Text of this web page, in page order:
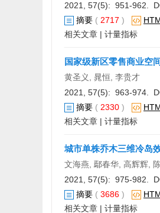
2021, 57(5): 951-962.
摘要 ( 2717 )
相关文章 | 计量指标
国家级新区零售商业空
黄圣义, 晁恒, 李贵才
2021, 57(5): 963-974.
摘要 ( 2330 )
相关文章 | 计量指标
城市单株乔木三维冷岛
文海燕, 鄢春华, 高辉辉,
2021, 57(5): 975-982.
摘要 ( 3686 )
相关文章 | 计量指标